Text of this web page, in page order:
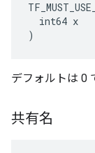
  int64 x
)
デフォルトは 0
共有名